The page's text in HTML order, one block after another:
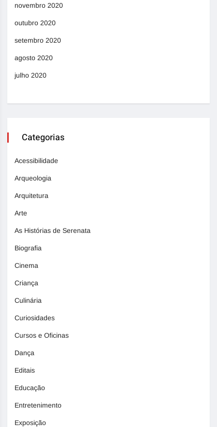
novembro 2020
outubro 2020
setembro 2020
agosto 2020
julho 2020
Categorias
Acessibilidade
Arqueologia
Arquitetura
Arte
As Histórias de Serenata
Biografia
Cinema
Criança
Culinária
Curiosidades
Cursos e Oficinas
Dança
Editais
Educação
Entretenimento
Exposição